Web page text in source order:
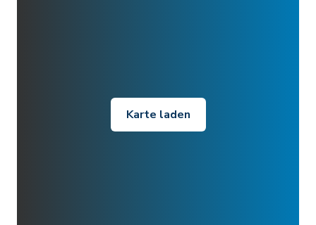
Karte laden